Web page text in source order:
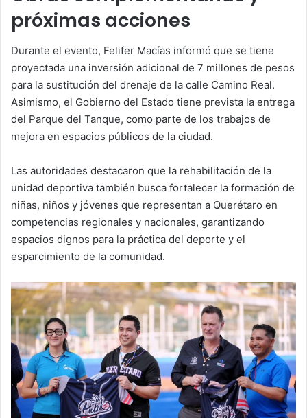
próximas acciones
Durante el evento, Felifer Macías informó que se tiene
proyectada una inversión adicional de 7 millones de pesos
para la sustitución del drenaje de la calle Camino Real.
Asimismo, el Gobierno del Estado tiene prevista la entrega
del Parque del Tanque, como parte de los trabajos de
mejora en espacios públicos de la ciudad.
Las autoridades destacaron que la rehabilitación de la
unidad deportiva también busca fortalecer la formación de
niñas, niños y jóvenes que representan a Querétaro en
competencias regionales y nacionales, garantizando
espacios dignos para la práctica del deporte y el
esparcimiento de la comunidad.